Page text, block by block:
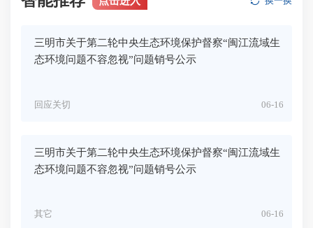
三明市关于第二轮中央生态环境保护督察“闽江流域生
态环境问题不容忽视”问题销号公示
06-16
回应关切
三明市关于第二轮中央生态环境保护督察“闽江流域生
态环境问题不容忽视”问题销号公示
06-16
其它